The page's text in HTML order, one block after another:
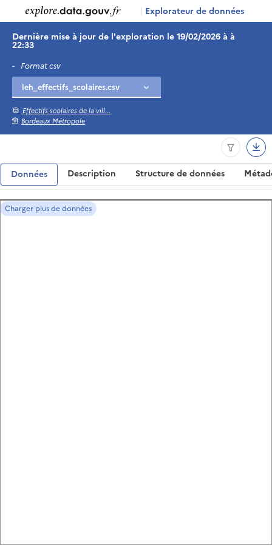
| Explorateur de données
Dernière mise à jour de l'exploration le 19/02/2026 à à
22:33
- Format csv
Effectifs scolaires de la vill...
Bordeaux Métropole
Données Description Structure de données
Charger plus de données